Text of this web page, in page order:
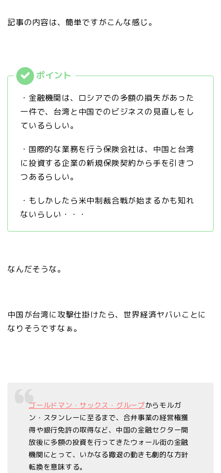
記事の内容は、簡単ですがこんな感じ。
・金融機関は、ロシアでの多額の損失があった
一件で、台湾と中国でのビジネスの見直しをし
ているらしい。
・国際的な業務を行う保険会社は、中国と台湾
に投資する企業の新規保険契約から手を引きつ
つあるらしい。
・もしかしたら米中制裁合戦が始まるかも知れ
ないらしい・・・
なんだそうな。
中国が台湾に攻撃仕掛けたら、世界経済ヤバいことに
なりそうですなぁ。
ゴールドマン・サックス・グループからモルガ
ン・スタンレーに至るまで、合弁事業の経営権獲
得や銀行免許の取得など、中国の金融セクター開
放後に多額の投資を行ってきたウォール街の金融
機関にとって、いかなる撤退の動きも劇的な方針
転換を意味する。